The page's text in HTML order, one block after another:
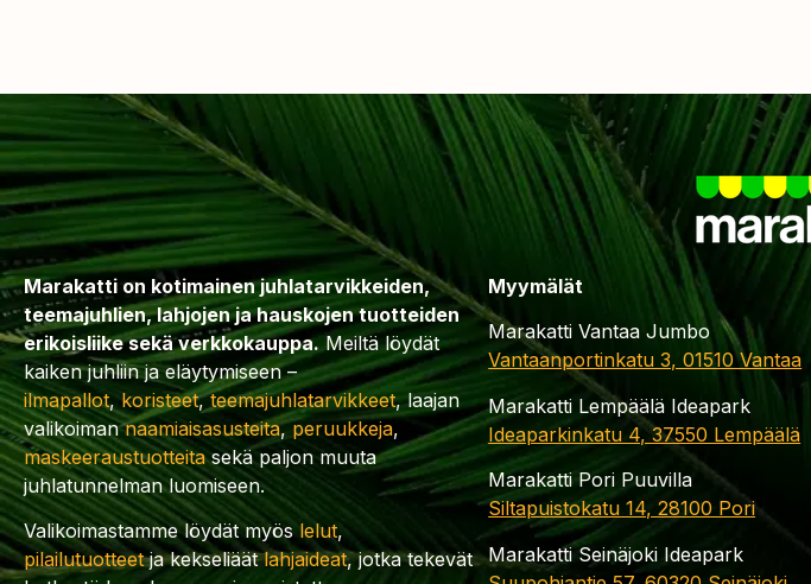
Marakatti on kotimainen juhlatarvikkeiden,
teemajuhlien, lahjojen ja hauskojen tuotteiden
erikoisliike sekä verkkokauppa.Meiltä löydät
kaiken juhliin ja eläytymiseen –
ilmapallot,koristeet,teemajuhlatarvikkeet, laajan
valikoimannaamiaisasusteita,peruukkeja,
maskeeraustuotteitasekä paljon muuta
juhlatunnelman luomiseen.
Valikoimastamme löydät myöslelut,
pilailutuotteetja kekseliäätlahjaideat, jotka tekevät
Myymälät
Marakatti Vantaa Jumbo
Vantaanportinkatu 3, 01510 Vantaa
Marakatti Lempäälä Ideapark
Ideaparkinkatu 4, 37550 Lempäälä
Marakatti Pori Puuvilla
Siltapuistokatu 14, 28100 Pori
Marakatti Seinäjoki Ideapark